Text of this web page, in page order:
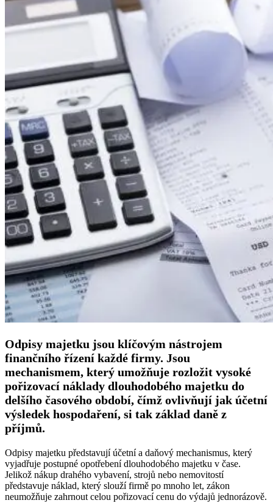
Odpisy majetku jsou klíčovým nástrojem
finančního řízení každé firmy. Jsou
mechanismem, který umožňuje rozložit vysoké
pořizovací náklady dlouhodobého majetku do
delšího časového období, čímž ovlivňují jak účetní
výsledek hospodaření, si tak základ daně z
příjmů.
Odpisy majetku představují účetní a daňový mechanismus, který
vyjadřuje postupné opotřebení dlouhodobého majetku v čase.
Jelikož nákup drahého vybavení, strojů nebo nemovitostí
představuje náklad, který slouží firmě po mnoho let, zákon
neumožňuje zahrnout celou pořizovací cenu do výdajů jednorázově.